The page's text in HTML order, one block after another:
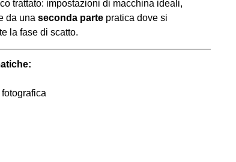
trattato: impostazioni di macchina ideali,
da una seconda parte pratica dove si
la fase di scatto.